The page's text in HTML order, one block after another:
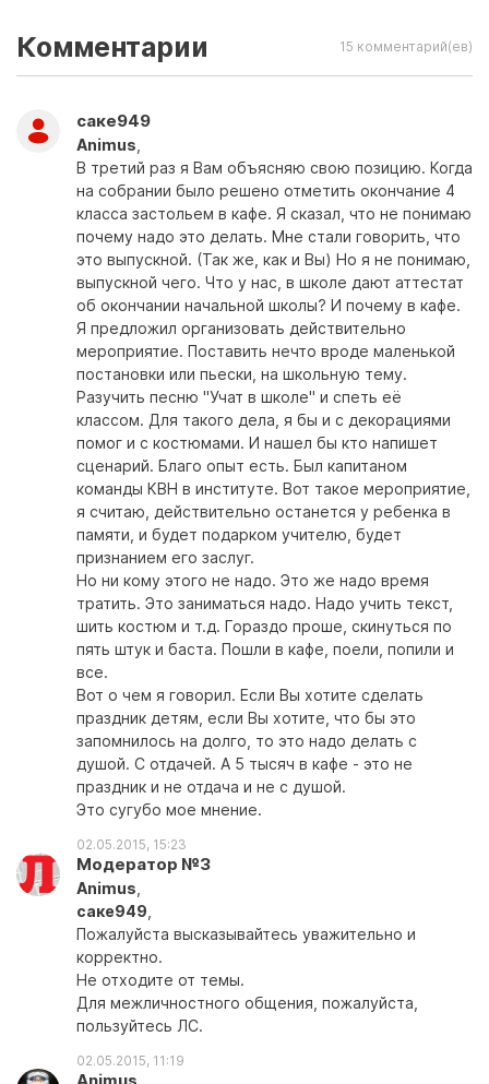
Комментарии 15 комментарий(ев)
саке949
Animus
В третий раз я Вам объясняю свою позицию. Когда
на собрании было решено отметить окончание 4
класса застольем в кафе. Я сказал, что не понимаю
почему надо это делать. Мне стали говорить, что
это выпускной. (Так же, как и Вы) Но я не понимаю,
выпускной чего. Что у нас, в школе дают аттестат
об окончании начальной школы? И почему в кафе.
Я предложил организовать действительно
мероприятие. Поставить нечто вроде маленькой
постановки или пьески, на школьную тему.
Разучить песню "Учат в школе" и спеть её
классом. Для такого дела, я бы и с декорациями
помог и с костюмами. И нашел бы кто напишет
сценарий. Благо опыт есть. Был капитаном
команды КВН в институте. Вот такое мероприятие,
я считаю, действительно останется у ребенка в
памяти, и будет подарком учителю, будет
признанием его заслуг.
Но ни кому этого не надо. Это же надо время
тратить. Это заниматься надо. Надо учить текст,
шить костюм и т.д. Гораздо проше, скинуться по
пять штук и баста. Пошли в кафе, поели, попили и
все.
Вот о чем я говорил. Если Вы хотите сделать
праздник детям, если Вы хотите, что бы это
запомнилось на долго, то это надо делать с
душой. С отдачей. А 5 тысяч в кафе - это не
праздник и не отдача и не с душой.
Это сугубо мое мнение.
02.05.2015, 15:23
Модератор №3
Animus
саке949
Пожалуйста высказывайтесь уважительно и
корректно.
Не отходите от темы.
Для межличностного общения, пожалуйста,
пользуйтесь ЛС.
02.05.2015, 11:19